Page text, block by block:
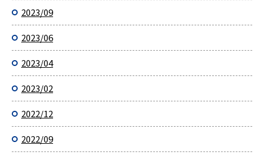
2023/09
2023/06
2023/04
2023/02
2022/12
2022/09